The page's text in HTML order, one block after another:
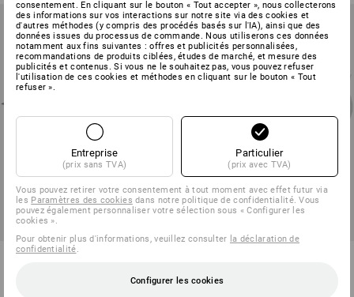
Roulettes pivotantes avec
consentement. En cliquant sur le bouton « Tout accepter », nous collecterons
des informations sur vos interactions sur notre site via des cookies et
d'autres méthodes (y compris des procédés basés sur l'IA), ainsi que des
données issues du processus de commande. Nous utiliserons ces données
notamment aux fins suivantes : offres et publicités personnalisées,
recommandations de produits ciblées, études de marché, et mesure des
publicités et contenus. Si vous ne le souhaitez pas, vous pouvez refuser
l'utilisation de ces cookies et méthodes en cliquant sur le bouton « Tout
refuser ».
Entreprise
(prix sans TVA)
Particulier
(prix avec TVA)
Vous pouvez retirer votre consentement à tout moment avec effet futur via
les Paramètres des cookies dans notre politique de confidentialité. Vous
pouvez également personnaliser votre sélection sous « Configurer les
cookies ».
Pour obtenir plus d'informations, veuillez consulter la déclaration de
confidentialité
Configurer les cookies